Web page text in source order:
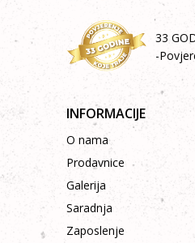
33
-
INFORMACIJE
O nama
Prodavnice
Galerija
Saradnja
Zaposlenje